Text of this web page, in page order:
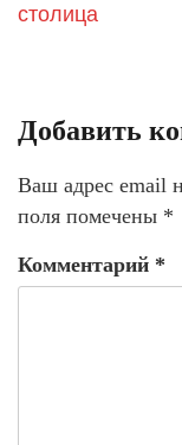
столица
Добавить
Ваш адрес email
поля помечены *
Комментарий *